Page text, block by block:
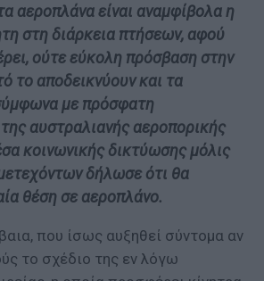
αεροπλάνα είναι αναμφίβολα η
στη διάρκεια πτήσεων, αφού
ούτε εύκολη πρόσβαση στην
το αποδεικνύουν και τα
με πρόσφατη
αυστραλιανής αεροπορικής
κοινωνικής δικτύωσης μόλις
δήλωσε ότι θα
θέση σε αεροπλάνο.
που ίσως αυξηθεί σύντομα αν
το σχέδιο της εν λόγω